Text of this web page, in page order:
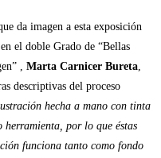
da imagen a esta exposición
el doble Grado de “Bellas
, Marta Carnicer Bureta
descriptivas del proceso
hecha a mano con tinta
por lo que éstas
funciona tanto como fondo